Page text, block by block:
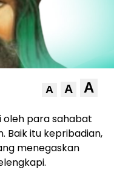
A A A
oleh para sahabat
Baik itu kepribadian,
menegaskan